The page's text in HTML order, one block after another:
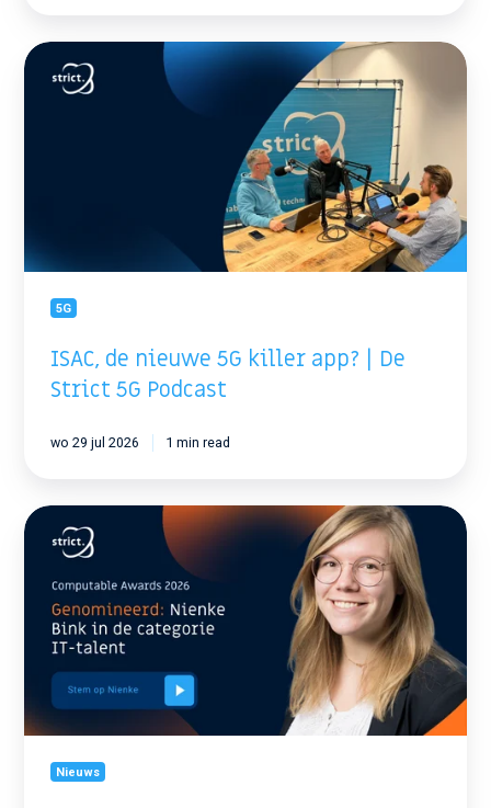
ISAC,
nieuwe
5G
5G
ISAC, de nieuwe 5G killer app? | De
Strict 5G Podcast
wo 29 jul 2026 1 min read
Nienke
Bink
genomineerd
voor
Computable
Awards
2026
Nieuws